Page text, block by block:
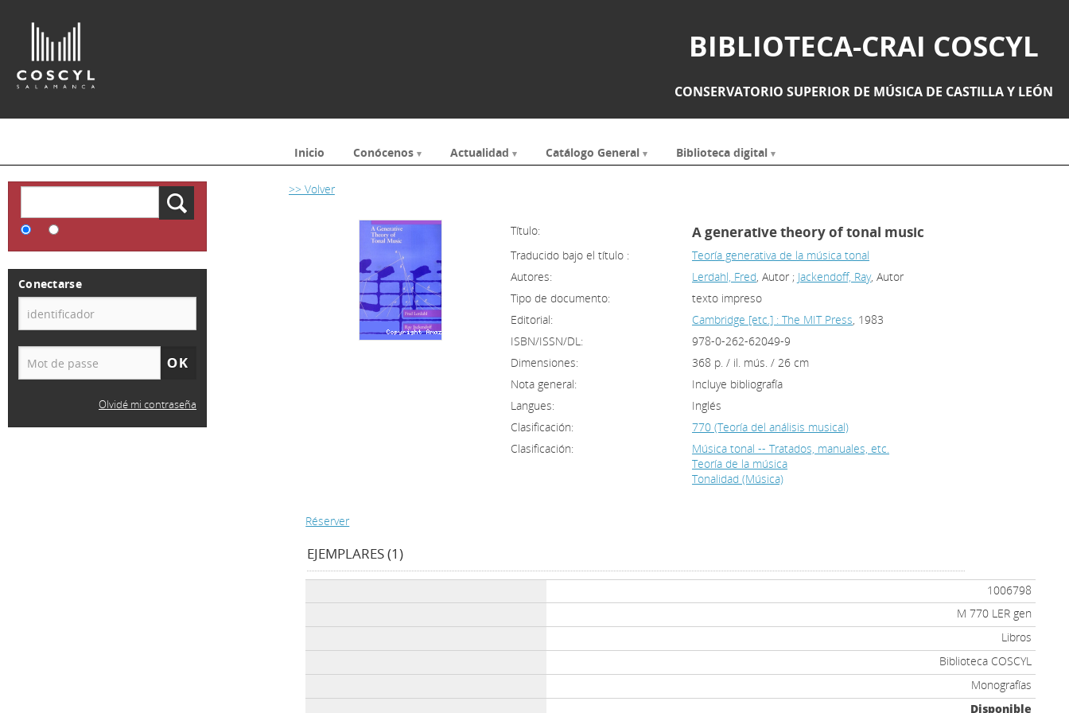
BIBLIOTECA-CRAI COSCYL
CONSERVATORIO SUPERIOR DE MÚSICA DE CASTILLA Y LEÓN
Inicio Conócenos Actualidad Catálogo General Biblioteca digital
>> Volver
Título: A generative theory of tonal music
Traducido bajo el título :
Teoría generativa de la música tonal
Autores:
Lerdahl, Fred, Autor ; Jackendoff, Ray, Autor
Tipo de documento:
texto impreso
Editorial:
Cambridge [etc.] : The MIT Press, 1983
ISBN/ISSN/DL:
978-0-262-62049-9
Dimensiones:
368 p. / il. mús. / 26 cm
Nota general:
Incluye bibliografía
Langues:
Inglés
Clasificación:
770 (Teoría del análisis musical)
Clasificación:
Música tonal -- Tratados, manuales, etc.
Teoría de la música
Tonalidad (Música)
Réserver
EJEMPLARES (1)
1006798
M 770 LER gen
Libros
Biblioteca COSCYL
Monografías
Disponible
Conectarse
Olvidé mi contraseña